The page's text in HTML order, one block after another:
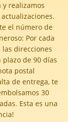
realizamos
el número de
Por cada
direcciones
de 90 días
postal
de entrega, te
30
Esta es una